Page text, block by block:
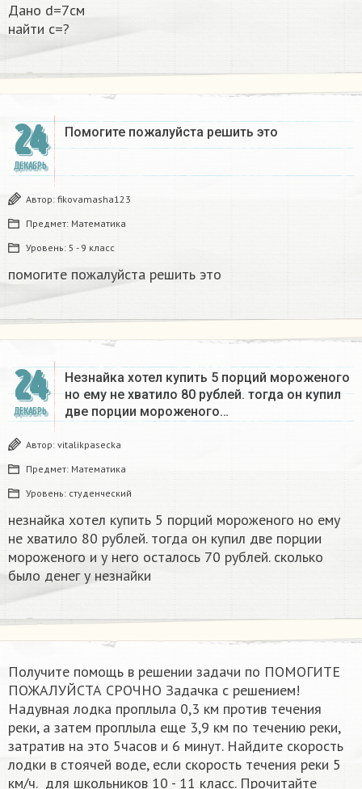
Дано d=7см
найти с=?​
24
ДЕКАБРЬ
Помогите пожалуйста решить это
Автор: fikovamasha123
Предмет: Математика
Уровень: 5 - 9 класс
помогите пожалуйста решить это
24
ДЕКАБРЬ
Незнайка хотел купить 5 порций мороженого
но ему не хватило 80 рублей. тогда он купил
две порции мороженого…
Автор: vitalikpasecka
Предмет: Математика
Уровень: студенческий
незнайка хотел купить 5 порций мороженого но ему
не хватило 80 рублей. тогда он купил две порции
мороженого и у него осталось 70 рублей. сколько
было денег у незнайки
Получите помощь в решении задачи по ПОМОГИТЕ
ПОЖАЛУЙСТА СРОЧНО Задачка с решением!
Надувная лодка проплыла 0,3 км против течения
реки, а затем проплыла еще 3,9 км по течению реки,
затратив на это 5часов и 6 минут. Найдите скорость
лодки в стоячей воде, если скорость течения реки 5
км/ч. ​ для школьников 10 - 11 класс. Прочитайте